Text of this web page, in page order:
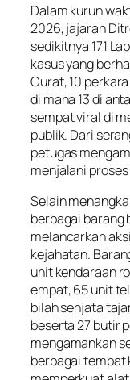
Dalam kurun
2026, jajaran
sedikitnya 171
kasus yang
Curat, 10
di mana 13 di
sempat viral di
publik. Dari
petugas
menjalani
Selain
berbagai barang
melancarkan
kejahatan.
unit kendaraan
empat, 65 unit
bilah senjata
beserta 27 butir
mengamankan
berbagai tempat